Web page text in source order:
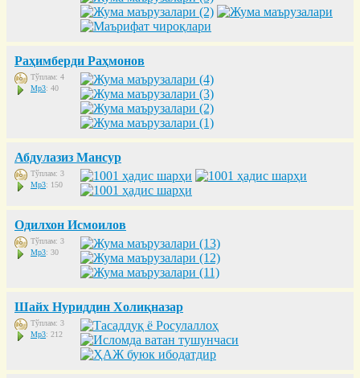
Раҳимберди Раҳмонов
Тўплам: 4
Mp3: 40
Абдулазиз Мансур
Тўплам: 3
Mp3: 150
Одилхон Исмоилов
Тўплам: 3
Mp3: 30
Шайх Нуриддин Холиқназар
Тўплам: 3
Mp3: 212